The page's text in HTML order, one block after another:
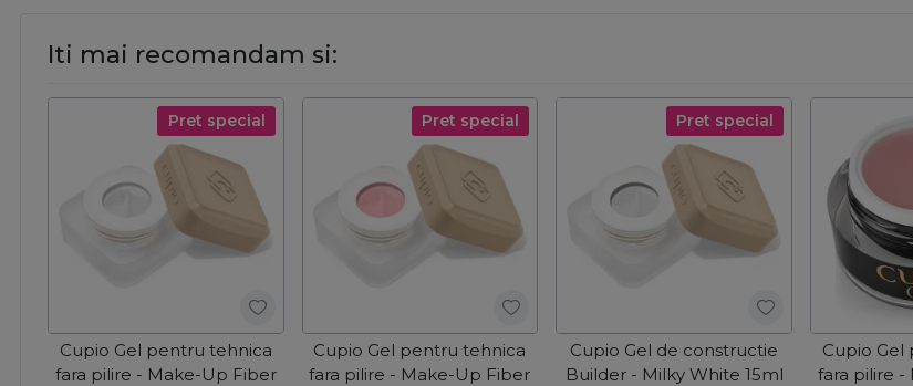
Iti mai recomandam si:
Pret special
Cupio Gel pentru tehnica
fara pilire - Make-Up Fiber
Pret special
Cupio Gel pentru tehnica
fara pilire - Make-Up Fiber
Pret special
Cupio Gel de constructie
Builder - Milky White 15ml
Cupio
fara pilire